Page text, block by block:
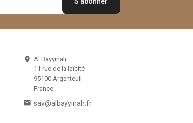
 Al Bayyinah
11 rue de la laïcité
95100 Argenteuil
France
 sav@albayyinah.fr